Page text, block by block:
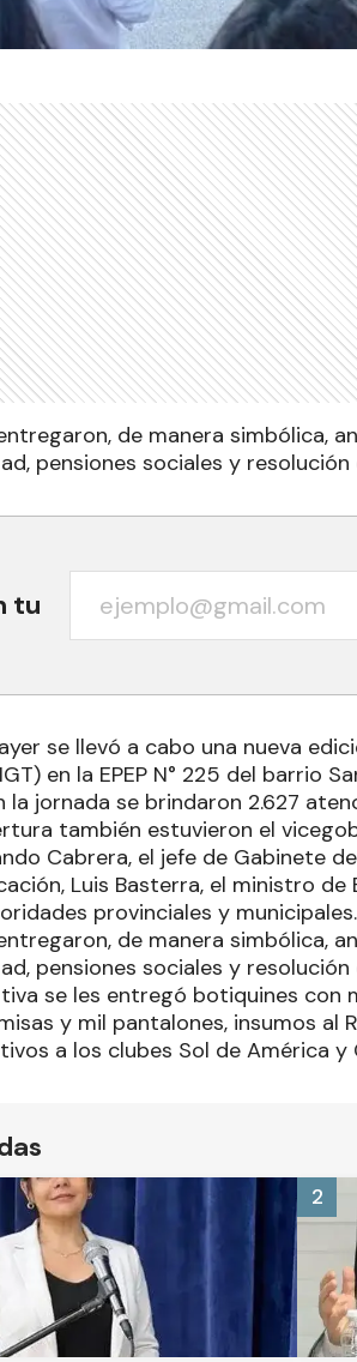
de manera simbólica,
pensiones sociales y
tu
se llevó a cabo una nueva
en la EPEP N° 225 del barrio
la jornada se brindaron 2.627
también estuvieron el
Cabrera, el jefe de Gabinete
Luis Basterra, el ministro
provinciales y municipales.
de manera simbólica,
pensiones sociales y
se les entregó botiquines con
y mil pantalones, insumos al
a los clubes Sol de América y
2